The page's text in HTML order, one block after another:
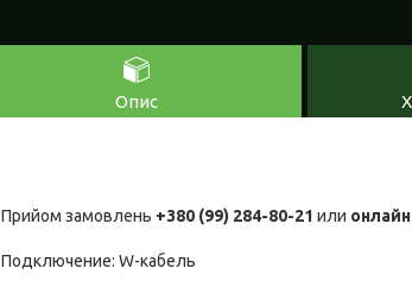
Опис
Прийом замовлень +380 (99) 284-80-21 или онлайн
Подключение: W-кабель